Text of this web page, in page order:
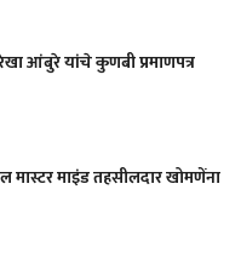
आंबुरे यांचे कुणबी प्रमाणपत्र
मास्टर माइंड तहसीलदार खोमणेंना